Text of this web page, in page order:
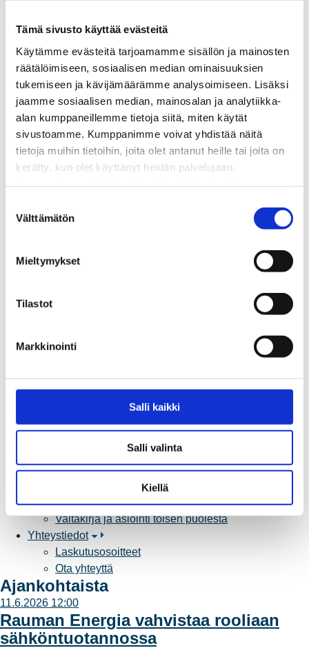
Tämä sivusto käyttää evästeitä
Käytämme evästeitä tarjoamamme sisällön ja mainosten
räätälöimiseen, sosiaalisen median ominaisuuksien
tukemiseen ja kävijämäärämme analysoimiseen. Lisäksi
jaamme sosiaalisen median, mainosalan ja analytiikka-
alan kumppaneillemme tietoja siitä, miten käytät
sivustoamme. Kumppanimme voivat yhdistää näitä
tietoja muihin tietoihin, joita olet antanut heille tai joita on
kerätty, kun olet käyttänyt heidän palvelujaan.
Välttämätön
Mieltymykset
Tilastot
Markkinointi
Salli kaikki
Salli valinta
Kiellä
Lungi-vuositarkastus kuluttajille
Matalalämpöiseen kaukolämpöön siirtyminen
Poistoilmalämpöpumppu kaukolämpötaloon
Tietoa kaukolämmöstä
Tietoa urakoitsijoille
Sähköverkko
Energiayhteisöt
Kaapelinäyttö ja puunkaatoapu
Säävarma sähköverkko
Sähköliittymät
Sähkönkulutuksen ohjaus kiinteistössä
Tuotannon liittäminen verkkoon
Työmaat kartalla
Tietoa Rauman Energiasta
Yhteistyöverkosto
Kulutuksen seuranta
Laskutus
Sähköauton lataaminen
Valtakirja ja asiointi toisen puolesta
Yhteystiedot
Laskutusosoitteet
Ota yhteyttä
Ajankohtaista
11.6.2026 12:00
Rauman Energia vahvistaa rooliaan
sähköntuotannossa